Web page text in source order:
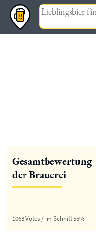
Gesamtbewertung
der Brauerei
1063 Votes / im Schnitt 55%